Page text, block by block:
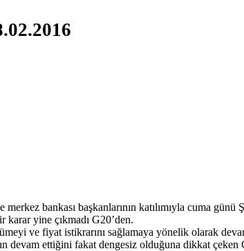
bankası başkanlarının katılımıyla cuma
yine çıkmadı G20’den.
ve fiyat istikrarını sağlamaya yönelik olarak
devam ettiğini fakat dengesiz olduğuna dikkat